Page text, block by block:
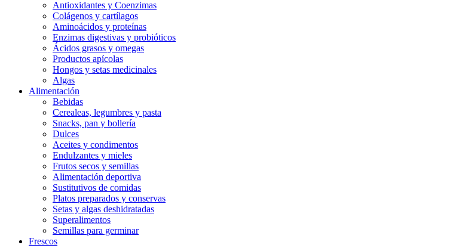
Antioxidantes y Coenzimas
Colágenos y cartílagos
Aminoácidos y proteínas
Enzimas digestivas y probióticos
Ácidos grasos y omegas
Productos apícolas
Hongos y setas medicinales
Algas
Alimentación
Bebidas
Cerealeas, legumbres y pasta
Snacks, pan y bollería
Dulces
Aceites y condimentos
Endulzantes y mieles
Frutos secos y semillas
Alimentación deportiva
Sustitutivos de comidas
Platos preparados y conservas
Setas y algas deshidratadas
Superalimentos
Semillas para germinar
Frescos